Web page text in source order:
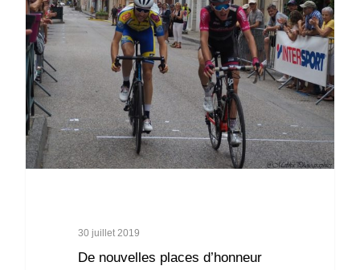
30 juillet 2019
De nouvelles places d’honneur